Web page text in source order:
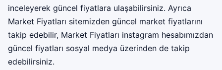
inceleyerek güncel fiyatlara ulaşabilirsiniz. Ayrıca
Market Fiyatları sitemizden güncel market fiyatlarını
takip edebilir, Market Fiyatları instagram hesabımızdan
güncel fiyatları sosyal medya üzerinden de takip
edebilirsiniz.